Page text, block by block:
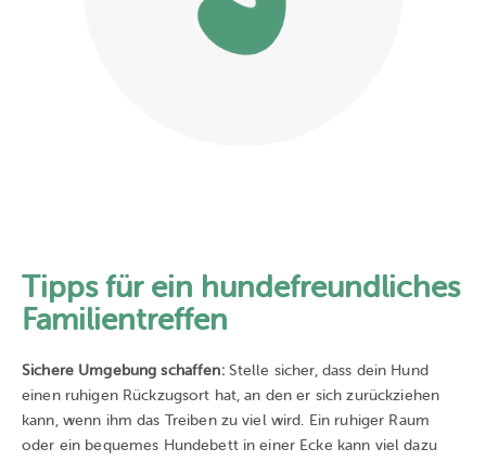
Tipps für ein hundefreundliches
Familientreffen
Sichere Umgebung schaffen:Stelle sicher, dass dein Hund
einen ruhigen Rückzugsort hat, an den er sich zurückziehen
kann, wenn ihm das Treiben zu viel wird. Ein ruhiger Raum
oder ein bequemes Hundebett in einer Ecke kann viel dazu